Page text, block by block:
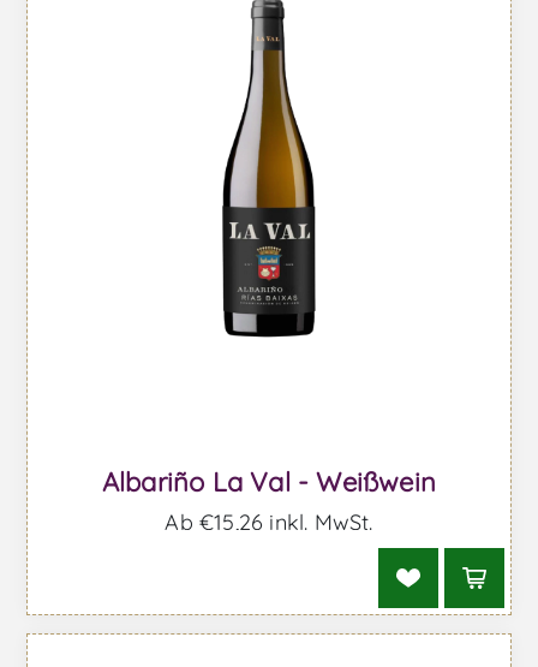
Albariño La Val - Weißwein
Ab €15,26 inkl. MwSt.